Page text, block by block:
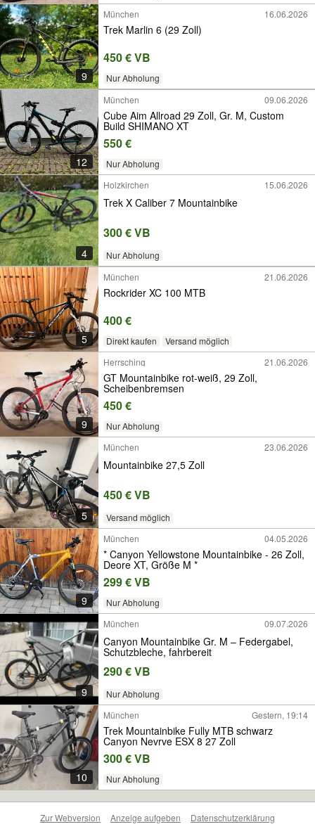
9
München 16.06.2026
Trek Marlin 6 (29 Zoll)
450 € VB
Nur Abholung
12
München 09.06.2026
Cube Aim Allroad 29 Zoll, Gr. M, Custom
Build SHIMANO XT
550 €
Nur Abholung
4
Holzkirchen 15.06.2026
Trek X Caliber 7 Mountainbike
300 € VB
Nur Abholung
5
München 21.06.2026
Rockrider XC 100 MTB
400 €
Direkt kaufen Versand möglich
9
Herrsching 21.06.2026
GT Mountainbike rot-weiß, 29 Zoll,
Scheibenbremsen
450 €
Nur Abholung
5
München 23.06.2026
Mountainbike 27,5 Zoll
450 € VB
Versand möglich
9
München 04.05.2026
* Canyon Yellowstone Mountainbike - 26 Zoll,
Deore XT, Größe M *
299 € VB
Nur Abholung
9
München 09.07.2026
Canyon Mountainbike Gr. M – Federgabel,
Schutzbleche, fahrbereit
290 € VB
Nur Abholung
10
München Gestern, 19:14
Trek Mountainbike Fully MTB schwarz
Canyon Nevrve ESX 8 27 Zoll
300 € VB
Nur Abholung
Zur Webversion Anzeige aufgeben
Datenschutzerklärung